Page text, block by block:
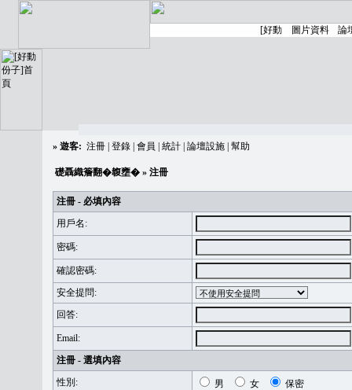
» 遊客: 注冊 登錄 會員 統計 論壇設施 幫助
礎聶織簷翻�䪖壅� » 注冊
注冊 - 必填內容
用戶名:
密碼:
確認密碼:
安全提問:
回答:
Email:
注冊 - 選填內容
性別:
男 女
保密